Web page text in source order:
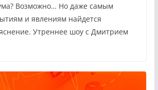
Возможно… Но даже самым
и явлениям найдется
Утреннее шоу с Дмитрием